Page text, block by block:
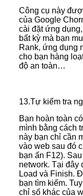
Công cụ này
của Google
cài đặt ứng
bất kỳ mà bạn
Rank, ứng dụng
cho bạn hàng
độ an toàn…
13.Tự kiểm tra
Bạn hoàn toàn
mình bằng cách
này bạn chỉ cần
vào web sau đó
bạn ấn F12).
network. Tại đây
Load và Finish.
bạn tìm kiếm.
chỉ số khác của